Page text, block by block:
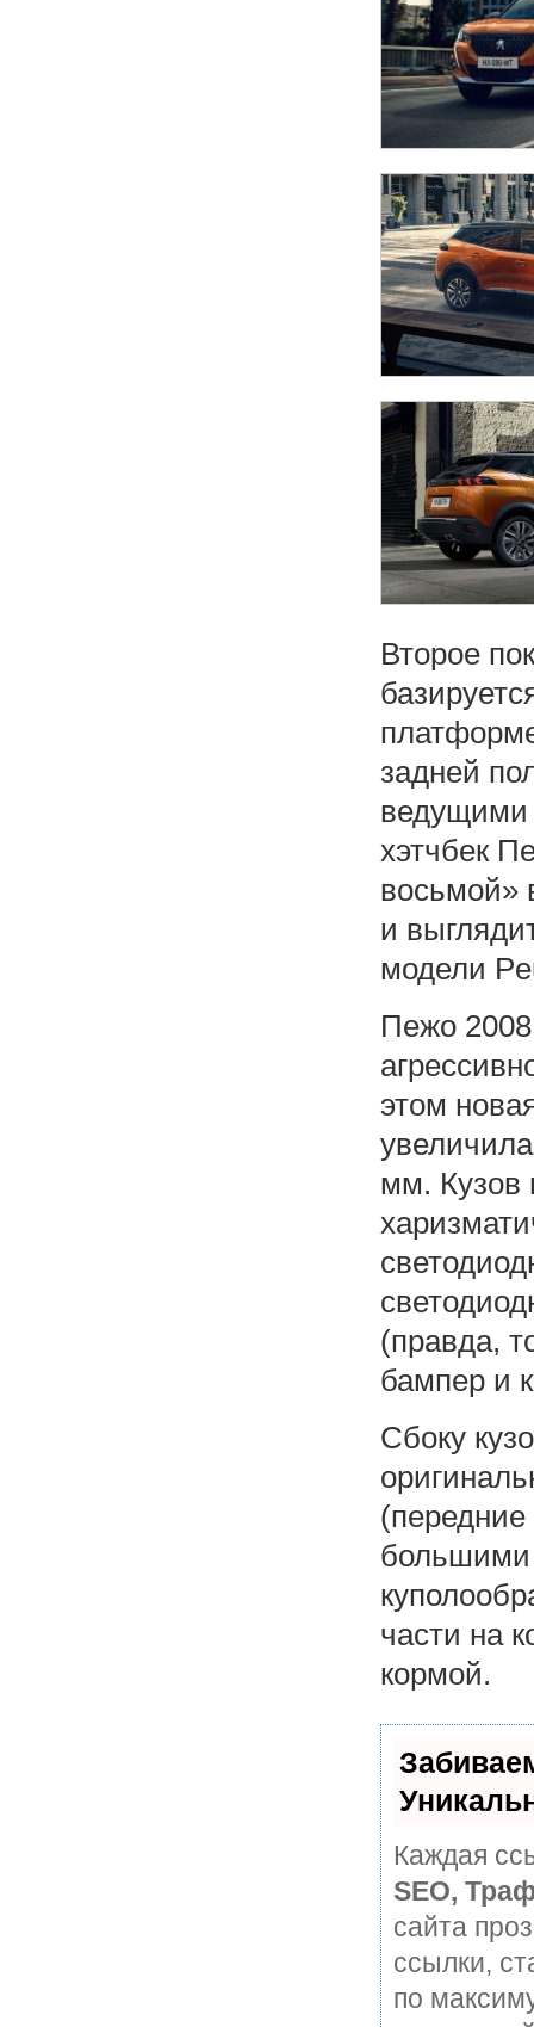
Второе
задней
ведущими
хэтчбек
восьмой»
и
модели
Пежо
этом
мм. Кузов
(правда,
бампер и
Сбоку
большими
части на
кормой.
Каждая
SEO,
сайта
ссылки,
по